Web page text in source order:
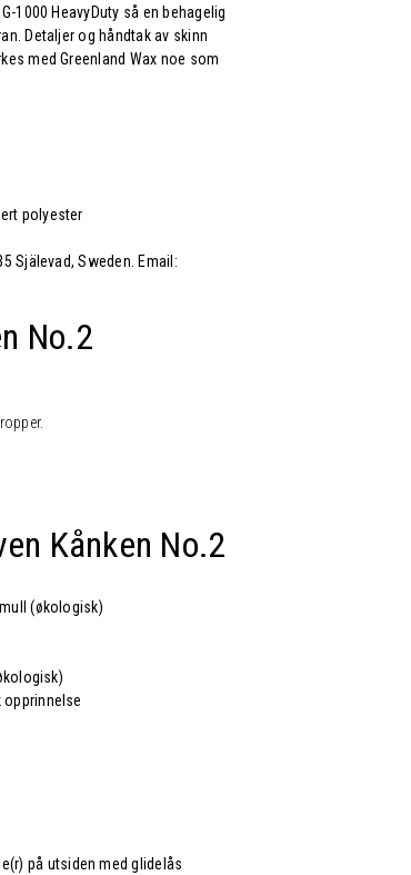
1000 HeavyDuty så en behagelig
Detaljer og håndtak av skinn
med Greenland Wax noe som
polyester
Själevad, Sweden. Email:
No.2
Kånken No.2
(økologisk)
opprinnelse
på utsiden med glidelås